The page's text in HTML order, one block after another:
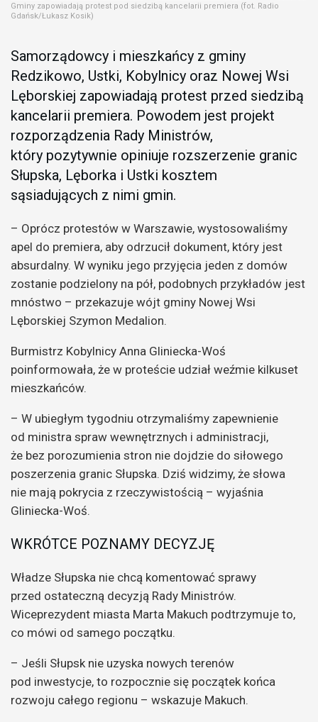
Gminy zapowiadają protest pod siedzibą kancelarii premiera (fot. Radio
Gdańsk/Łukasz Kosik)
Samorządowcy i mieszkańcy z gminy
Redzikowo, Ustki, Kobylnicy oraz Nowej Wsi
Lęborskiej zapowiadają protest przed siedzibą
kancelarii premiera. Powodem jest projekt
rozporządzenia Rady Ministrów,
który pozytywnie opiniuje rozszerzenie granic
Słupska, Lęborka i Ustki kosztem
sąsiadujących z nimi gmin.
– Oprócz protestów w Warszawie, wystosowaliśmy
apel do premiera, aby odrzucił dokument, który jest
absurdalny. W wyniku jego przyjęcia jeden z domów
zostanie podzielony na pół, podobnych przykładów jest
mnóstwo – przekazuje wójt gminy Nowej Wsi
Lęborskiej Szymon Medalion.
Burmistrz Kobylnicy Anna Gliniecka-Woś
poinformowała, że w proteście udział weźmie kilkuset
mieszkańców.
– W ubiegłym tygodniu otrzymaliśmy zapewnienie
od ministra spraw wewnętrznych i administracji,
że bez porozumienia stron nie dojdzie do siłowego
poszerzenia granic Słupska. Dziś widzimy, że słowa
nie mają pokrycia z rzeczywistością – wyjaśnia
Gliniecka-Woś.
WKRÓTCE POZNAMY DECYZJĘ
Władze Słupska nie chcą komentować sprawy
przed ostateczną decyzją Rady Ministrów.
Wiceprezydent miasta Marta Makuch podtrzymuje to,
co mówi od samego początku.
– Jeśli Słupsk nie uzyska nowych terenów
pod inwestycje, to rozpocznie się początek końca
rozwoju całego regionu – wskazuje Makuch.